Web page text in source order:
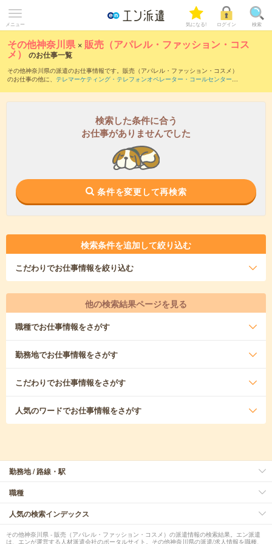
メニュー 気になる! ログイン 検索
その他神奈川県 × 販売（アパレル・ファッション・コス
メ） のお仕事一覧
その他神奈川県の派遣のお仕事情報です。販売（アパレル・ファッション・コスメ）
のお仕事の他に、 テレマーケティング・テレフォンオペレーター・コールセンター、
り込んでいただけます。職種辞典：販売（アパレル・ファッション・コスメ）のお仕
検索した条件に合う
お仕事がありませんでした
条件を変更して再検索
検索条件を追加して絞り込む
こだわりでお仕事情報を絞り込む
他の検索結果ページを見る
職種でお仕事情報をさがす
勤務地でお仕事情報をさがす
こだわりでお仕事情報をさがす
人気のワードでお仕事情報をさがす
勤務地 / 路線・駅
職種
人気の検索インデックス
その他神奈川県 - 販売（アパレル・ファッション・コスメ）の派遣情報の検索結果。エン派遣
は、エンが運営する人材派遣会社のポータルサイト。その他神奈川県の派遣/求人情報を職種、